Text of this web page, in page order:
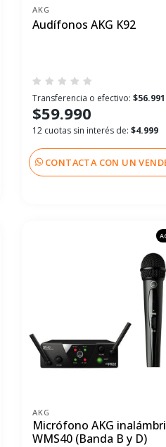
AKG
Audífonos AKG K92
Transferencia o efectivo: $56.991
$59.990
12 cuotas sin interés de: $4.999
CONTACTA CON UN
AKG
Micrófono AKG
WMS40 (Banda B y D)